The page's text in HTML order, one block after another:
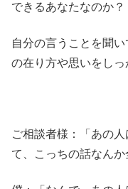
できるあなたなのか？
自分の言うことを聞
の在り方や思いをし
ご相談者様：「あの
て、こっちの話なんか